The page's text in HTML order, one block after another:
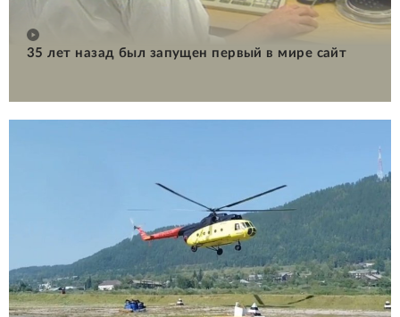
35 лет назад был запущен первый в мире сайт